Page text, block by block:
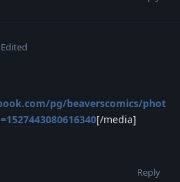
Edited
pg/beaverscomics/phot
[/media]
Reply